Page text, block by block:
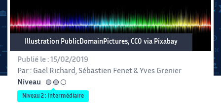
Illustration PublicDomainPictures, CC0 via Pixabay
Publié le : 15/02/2019
Par : Gaël Richard , Sébastien Fenet & Yves Grenier
Niveau
intermédiaire
Niveau 2 : Intermédiaire